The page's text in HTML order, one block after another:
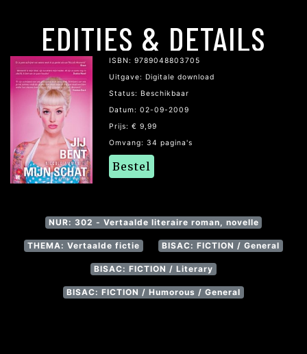
EDITIES & DETAILS
ISBN: 9789048803705
Uitgave: Digitale download
Status: Beschikbaar
Datum: 02-09-2009
Prijs: € 9,99
Omvang: 34 pagina's
Bestel
NUR: 302 - Vertaalde literaire roman, novelle
THEMA: Vertaalde fictie BISAC: FICTION / General
BISAC: FICTION / Literary
BISAC: FICTION / Humorous / General